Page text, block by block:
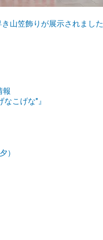
山笠飾りが展示されました
報
こげな"』
）